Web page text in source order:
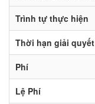
Trình tự thực hiện
Thời hạn giải quyết
Phí
Lệ Phí